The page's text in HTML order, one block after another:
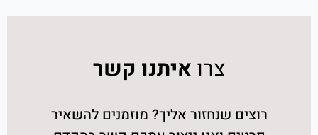
צרו איתנו קשר
רוצים שנחזור אליך? מוזמנים להשאיר